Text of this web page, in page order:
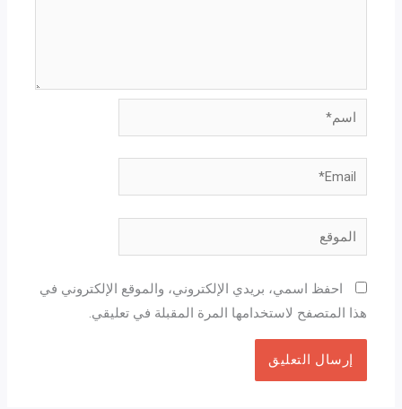
اسم*
Email*
الموقع
احفظ اسمي، بريدي الإلكتروني، والموقع الإلكتروني في
هذا المتصفح لاستخدامها المرة المقبلة في تعليقي.